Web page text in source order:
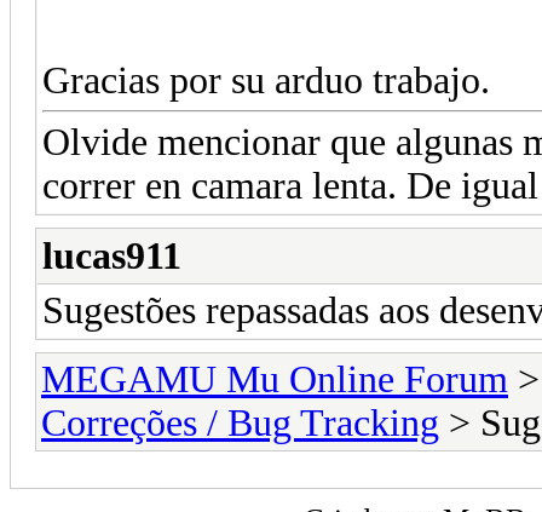
Gracias por su arduo trabajo.
Olvide mencionar que algunas
correr en camara lenta. De
lucas911
Sugestões repassadas aos
MEGAMU Mu Online Forum
Correções / Bug Tracking >